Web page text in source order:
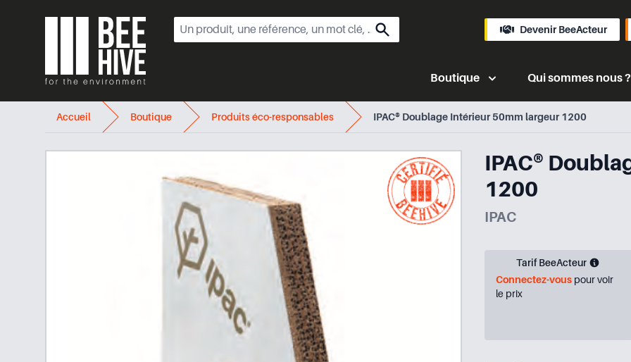
Devenir BeeActeur
Boutique Qui sommes nous ?
Accueil Boutique Produits éco-responsables IPAC® Doublage Intérieur 50mm largeur 1200
IPAC®
1200
IPAC
Tarif BeeActeur
Connectez-vous pour voir
le prix